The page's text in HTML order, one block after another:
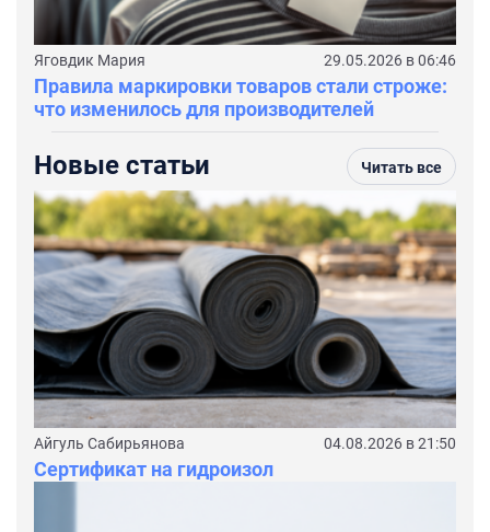
Яговдик Мария 29.05.2026 в 06:46
Правила маркировки товаров стали строже:
что изменилось для производителей
Новые статьи Читать все
Айгуль Сабирьянова 04.08.2026 в 21:50
Сертификат на гидроизол